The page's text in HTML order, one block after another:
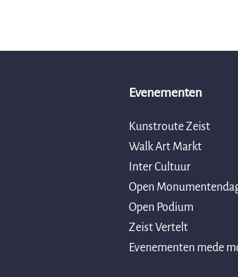
Evenementen
Kunstroute Zeist
Walk Art Markt
Inter Cultuur
Open
Open Podium
Zeist Vertelt
Evenementen mede